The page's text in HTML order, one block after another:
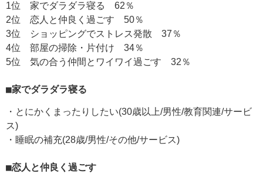
1位 家でダラダラ寝る 62％
2位 恋人と仲良く過ごす 50％
3位 ショッピングでストレス発散 37％
4位 部屋の掃除・片付け 34％
5位 気の合う仲間とワイワイ過ごす 32％
■家でダラダラ寝る
・とにかくまったりしたい(30歳以上/男性/教育関連/サービ
ス)
・睡眠の補充(28歳/男性/その他/サービス)
■恋人と仲良く過ごす